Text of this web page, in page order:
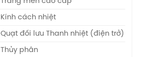
Kính cách nhiệt
Quạt đối lưu Thanh nhiệt (điện trở)
Thủy phân